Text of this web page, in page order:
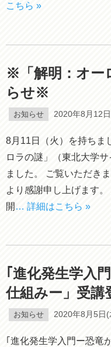
こちら »
※「解明：オー
らせ※
お知らせ 2020年8月12
8月11日（火）を持ちま
ロラの謎」（東北大学
ました。 ご覧いただき
より感謝申し上げます
開 … 詳細はこちら »
｢進化発生学入
仕組みー」受講
お知らせ 2020年8月5日(
｢進化発生学入門ー恐竜